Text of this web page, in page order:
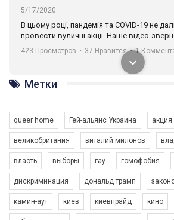
5/17/2020
В цьому році, пандемія та COVІD-19 не
провести вуличні акції. Наше відео-
навіть коли ми у різних містах та не
разом. Ми закликаємо всіх хто поділяє
солідарності, приєднатися до нас.
ГАУ є в 16 областях України.
Разом наш голос лунає гучніше!
423 Просмотров • 37 Нравится • 1
Метки
queer home Гей-альянс Украина акция
великобритания виталий милонов
власть выборы гау гомофобия
дискриминация дональд трамп
камин-аут киев киевпрайд кино